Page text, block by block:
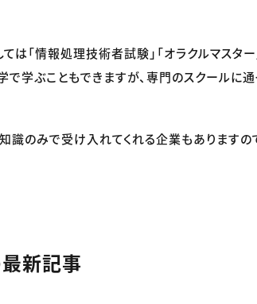
「情報処理技術者試験」「オラクルマスター
学ぶこともできますが、専門のスクールに
識のみで受け入れてくれる企業もあります
新記事